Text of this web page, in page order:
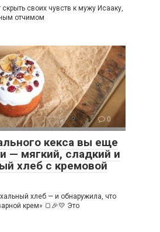
своих чувств к мужу Исааку,
отчимом
0
кекса вы еще
— мягкий, сладкий и
хлеб с кремовой
хлеб — и обнаружила, что
крем» 🍞🎉💛 Это